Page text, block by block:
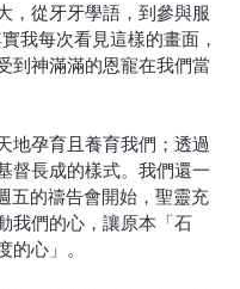
，從牙牙學語，到參與服
我每次看見這樣的畫面，
到神滿滿的恩寵在我們當
地孕育且養育我們；透過
督長成的樣式。我們還一
五的禱告會開始，聖靈充
我們的心，讓原本「石
心」。